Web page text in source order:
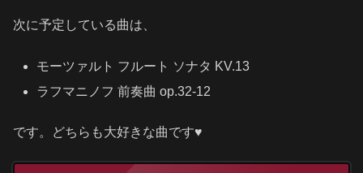
次に予定している曲は、
モーツァルト フルート ソナタ KV.13
ラフマニノフ 前奏曲 op.32-12
です。どちらも大好きな曲です♥